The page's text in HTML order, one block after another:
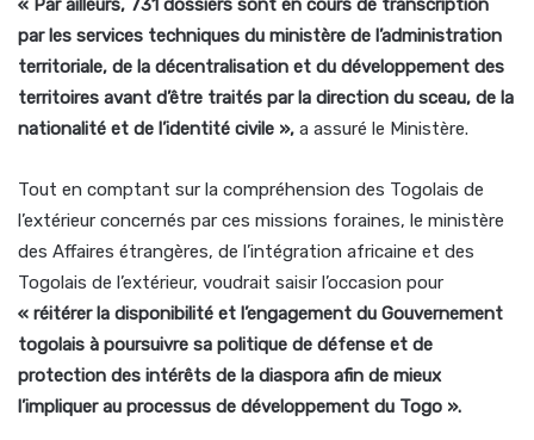
par les services techniques du ministère de l’administration
territoriale, de la décentralisation et du développement des
territoires avant d’être traités par la direction du sceau, de la
nationalité et de l’identité civile », a assuré le Ministère.
Tout en comptant sur la compréhension des Togolais de
l’extérieur concernés par ces missions foraines, le ministère
des Affaires étrangères, de l’intégration africaine et des
Togolais de l’extérieur, voudrait saisir l’occasion pour
« réitérer la disponibilité et l’engagement du Gouvernement
togolais à poursuivre sa politique de défense et de
protection des intérêts de la diaspora afin de mieux
l’impliquer au processus de développement du Togo ».